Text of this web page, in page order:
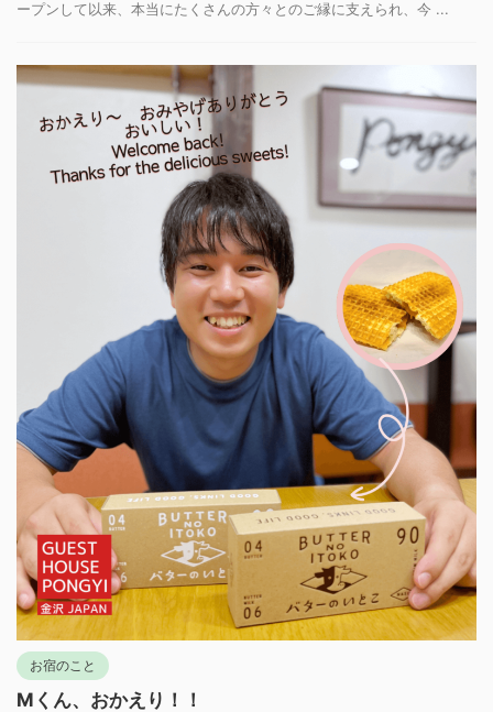
ープンして以来、本当にたくさんの方々とのご縁に支えられ、今 ...
お宿のこと
Mくん、おかえり！！